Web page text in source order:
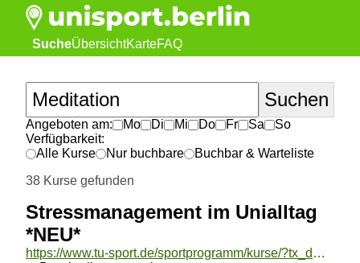
SucheÜbersichtKarteFAQ
Angeboten am: Mo Di Mi Do Fr Sa
So
Verfügbarkeit:
Alle Kurse
Nur buchbare
Buchbar & Warteliste
38 Kurse gefunden
Stressmanagement im Unialltag
*NEU*
https://www.tu-sport.de/sportprogramm/kurse/?tx_dwzeh_courses%5Baction%5D=show&tx_dwzeh_courses%5BsportsDescription%5D=1718&cHash=7e2278fbcf52e25e9c6b0afbf116f262